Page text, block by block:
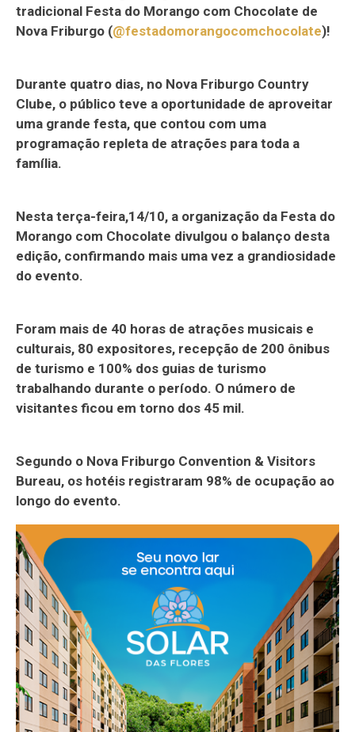
tradicional Festa do Morango com Chocolate de
Nova Friburgo (@festadomorangocomchocolate)!
Durante quatro dias, no Nova Friburgo Country
Clube, o público teve a oportunidade de aproveitar
uma grande festa, que contou com uma
programação repleta de atrações para toda a
família.
Nesta terça-feira,14/10, a organização da Festa do
Morango com Chocolate divulgou o balanço desta
edição, confirmando mais uma vez a grandiosidade
do evento.
Foram mais de 40 horas de atrações musicais e
culturais, 80 expositores, recepção de 200 ônibus
de turismo e 100% dos guias de turismo
trabalhando durante o período. O número de
visitantes ficou em torno dos 45 mil.
Segundo o Nova Friburgo Convention & Visitors
Bureau, os hotéis registraram 98% de ocupação ao
longo do evento.